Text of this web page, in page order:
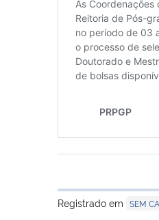
Registrado em SEM